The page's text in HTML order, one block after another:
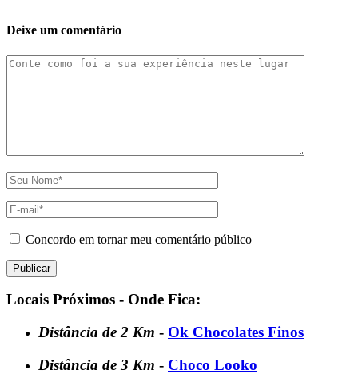
Deixe um comentário
Concordo em tornar meu comentário público
Locais Próximos - Onde Fica:
Distância de 2 Km - Ok Chocolates Finos
Distância de 3 Km - Choco Looko